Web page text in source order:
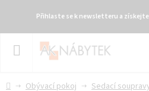
Přihlaste se k newsletteru a získejte
Přejít
DomůObývací pokoj Sedací